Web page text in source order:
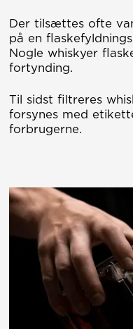
Der tilsættes ofte
på en
Nogle whiskyer
fortynding.
Til sidst filtreres
forsynes med
forbrugerne.